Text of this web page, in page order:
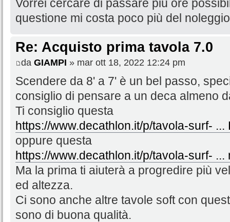
Vorrei cercare di passare più ore
questione mi costa poco più del
Re: Acquisto prima tavola 7.0
da GIAMPI » mar ott 18, 2022 12:24 pm
Scendere da 8' a 7' è un bel passo,
consiglio di pensare a un deca almeno
Ti consiglio questa
https://www.decathlon.it/p/tavola-surf- ...
oppure questa
https://www.decathlon.it/p/tavola-surf- ...
Ma la prima ti aiuterà a progredire più
ed altezza.
Ci sono anche altre tavole soft con
sono di buona qualità.